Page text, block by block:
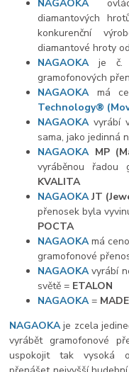
NAGAOKA
diamantových
konkurenční
diamantové hroty
NAGAOKAje č.
gramofonových
NAGAOKAmá
Technology®
NAGAOKAvyrábí
sama, jako jedinná
NAGAOKAMP
vyráběnou řadou
KVALITA
NAGAOKAJT
přenosek byla
POCTA
NAGAOKAmá
gramofonové
NAGAOKAvyrábí
světě = ETALON
NAGAOKA=
NAGAOKAje zcela
vyrábět gramofonové
uspokojit tak vysoká